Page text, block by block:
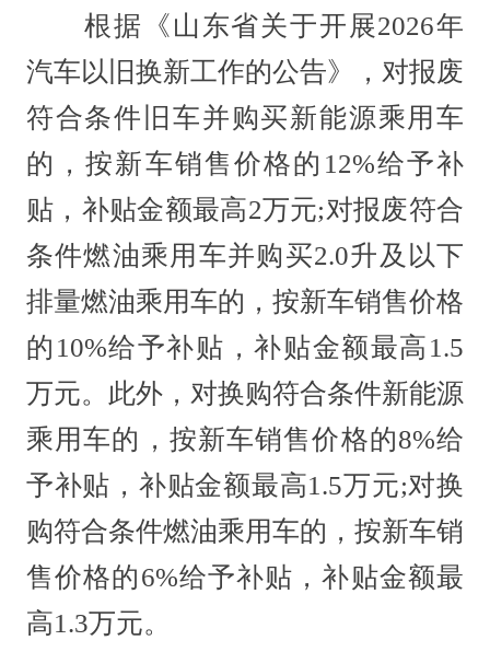
根据《山东省关于开展2026年
汽车以旧换新工作的公告》，对报废
符合条件旧车并购买新能源乘用车
的，按新车销售价格的12%给予补
贴，补贴金额最高2万元;对报废符合
条件燃油乘用车并购买2.0升及以下
排量燃油乘用车的，按新车销售价格
的10%给予补贴，补贴金额最高1.5
万元。此外，对换购符合条件新能源
乘用车的，按新车销售价格的8%给
予补贴，补贴金额最高1.5万元;对换
购符合条件燃油乘用车的，按新车销
售价格的6%给予补贴，补贴金额最
高1.3万元。